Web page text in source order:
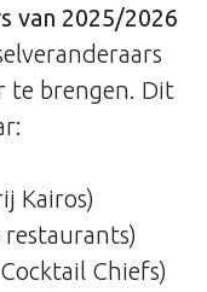
van 2025/2026
te brengen. Dit
Kairos)
Chiefs)